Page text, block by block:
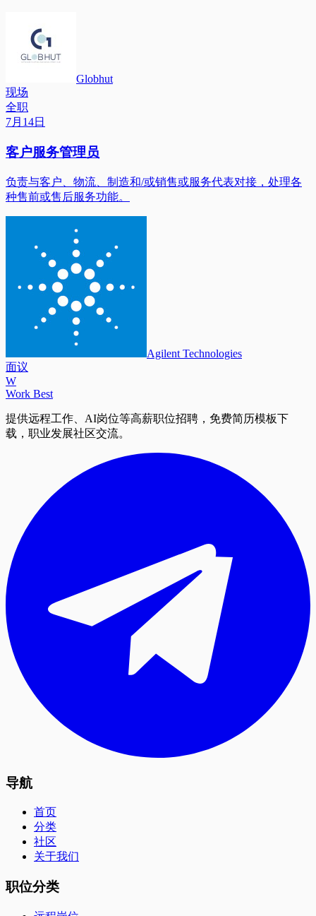
Globhut
现场
全职
7月14日
客户服务管理员
负责与客户、物流、制造和/或销售或服务代表对接，处理各
种售前或售后服务功能。
Agilent Technologies
面议
W
Work Best
提供远程工作、AI岗位等高薪职位招聘，免费简历模板下
载，职业发展社区交流。
导航
首页
分类
社区
关于我们
职位分类